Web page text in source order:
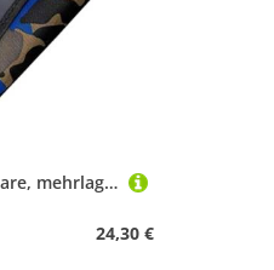
XIBDGNTNE Tragbare, mehrlagige Aufbewahrungstasche für Angelköder mit Schnalle, multifunktionale, wasserdichte Angeltasche für Angelhaken, Bleie und wasserdichte Angelrollen
24,30 €